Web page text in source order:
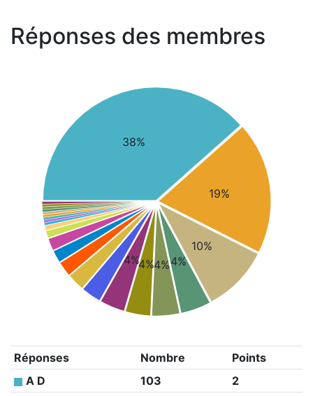
Réponses des membres
38%
19%
10%
4%
4%
4%
4%
Réponses Nombre
Points
A D
103
2